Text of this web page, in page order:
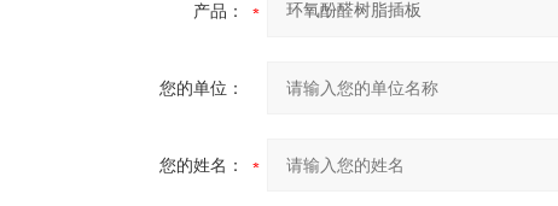
产品：
您的单位：
您的姓名：